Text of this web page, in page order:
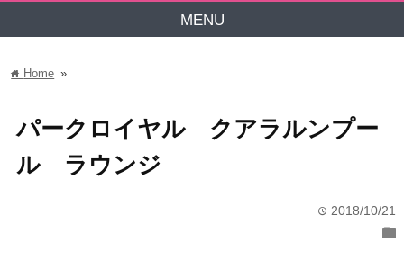
MENU
home Home »
パークロイヤル クアラルンプー
ル ラウンジ
time 2018/10/21
folder